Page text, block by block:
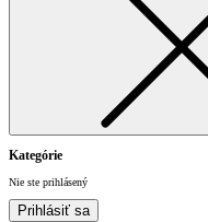
Kategórie
Nie ste prihlásený
Prihlásiť sa